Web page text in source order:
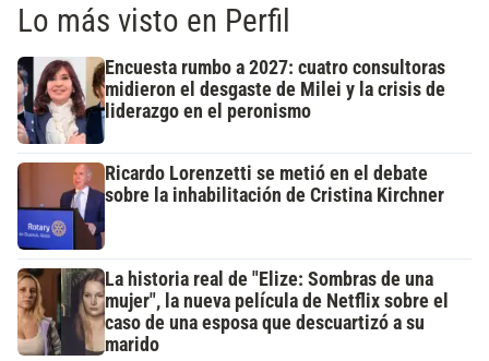
Lo más visto en Perfil
Encuesta rumbo a 2027: cuatro consultoras
midieron el desgaste de Milei y la crisis de
liderazgo en el peronismo
Ricardo Lorenzetti se metió en el debate
sobre la inhabilitación de Cristina Kirchner
La historia real de "Elize: Sombras de una
mujer", la nueva película de Netflix sobre el
caso de una esposa que descuartizó a su
marido